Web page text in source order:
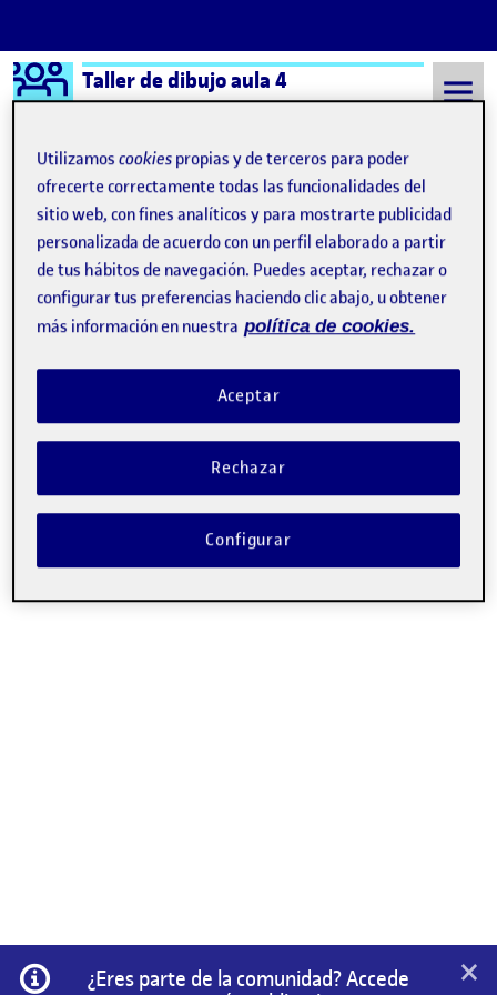
Saltar al contenido
Logo Ágora
Taller de dibujo aula 4
Semestre 20222 - Aula 4 Sandra Isabel de la Cruz Alvarez
Sandra Isabel de la Cruz
Alvarez
PEC 1 DIBUJAR PARA MIRAR
Sandra Isabel de la Cruz Alvarez
PEC 1 > Dibujar para mirar …
Información
¿Eres parte de la comunidad? Accede
×
Utilizamoscookies propias y de terceros para poder
ofrecerte correctamente todas las funcionalidades del
sitio web, con fines analíticos y para mostrarte publicidad
personalizada de acuerdo con un perfil elaborado a partir
de tus hábitos de navegación. Puedes aceptar, rechazar o
configurar tus preferencias haciendo clic abajo, u obtener
más información en nuestra política de cookies.
Rechazar
Aceptar
Configurar